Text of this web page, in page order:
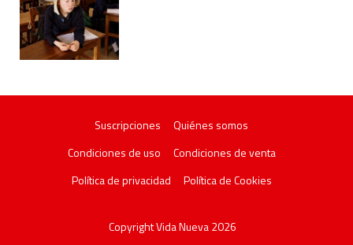
Suscripciones
Quiénes somos
Condiciones de uso
Condiciones de venta
Política de privacidad
Política de Cookies
Copyright Vida Nueva 2026